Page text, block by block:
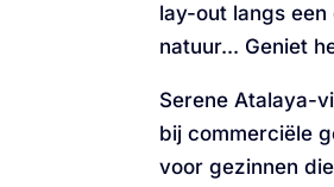
lay-out langs
natuur... Geniet
Serene Atalaya-
bij commerciële
voor gezinnen